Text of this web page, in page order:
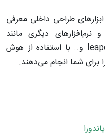
طراحی داخلی معرفی
دیگری مانند
leaper، smartdraw، Home by me و.. با استفاده از هوش
برای شما انجام می‌دهند.